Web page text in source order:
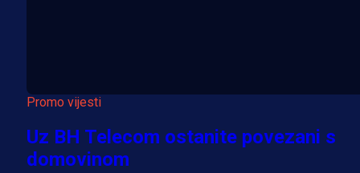
Promo vijesti
Uz BH Telecom ostanite povezani s
domovinom